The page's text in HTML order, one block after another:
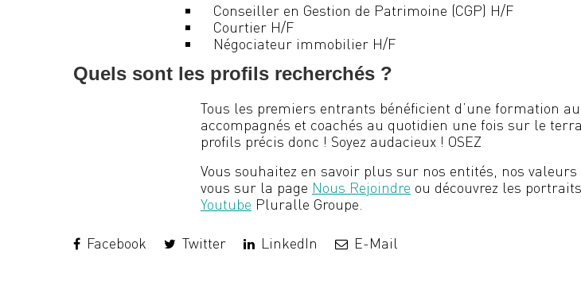
Conseiller en Gestion de Patrimoine (CGP) H/F
Courtier H/F
Négociateur immobilier H/F
Quels sont les profils recherchés ?
Tous les premiers entrants bénéficient d’une formation
accompagnés et coachés au quotidien une fois sur le
profils précis donc ! Soyez audacieux ! OSEZ
Vous souhaitez en savoir plus sur nos entités, nos
vous sur la page Nous Rejoindre ou découvrez les
Youtube Pluralle Groupe.
Facebook Twitter LinkedIn E-Mail